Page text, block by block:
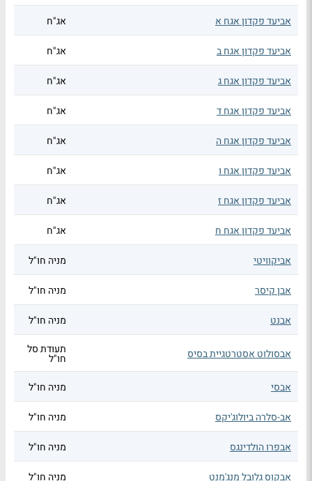
אביעד פקדון אגח א
אג"ח
אביעד פקדון אגח ב אג"ח
אביעד פקדון אגח ג אג"ח
אביעד פקדון אגח ד אג"ח
אביעד פקדון אגח ה אג"ח
אביעד פקדון אגח ו אג"ח
אביעד פקדון אגח ז אג"ח
אביעד פקדון אגח ח אג"ח
אביקוויטי מניה חו"ל
אבן קיסר מניה חו"ל
אבנט מניה חו"ל
אבסולוט אסטרטגיית בסיס תעודת סל
חו"ל
אבסי
מניה חו"ל
אב-סלרה ביולוג'יקס מניה חו"ל
אבפרו הולדינגס מניה חו"ל
אבקוס גלובל מנג'מנט מניה חו"ל